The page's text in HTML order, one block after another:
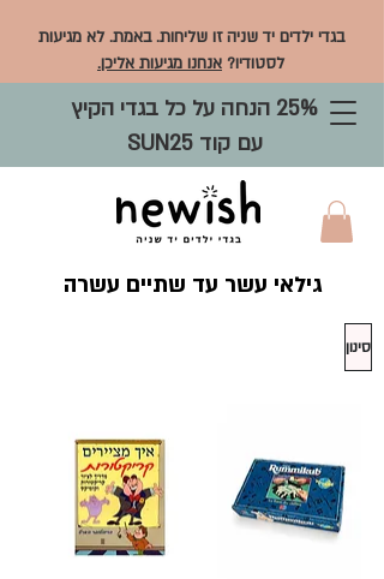
בגדי ילדים יד שניה זו שליחות. באמת. לא מגיעות
לסטודיו? אנחנו מגיעות אליכן.
25% הנחה על כל בגדי הקיץ
עם קוד SUN25
גילאי עשר עד שתיים עשרה
סינון